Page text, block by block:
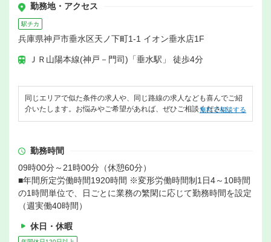
勤務地・アクセス
駅チカ
兵庫県神戸市垂水区天ノ下町1-1 イオン垂水店1F
ＪＲ山陽本線(神戸－門司)「垂水駅」 徒歩4分
同じエリアで似た条件の求人や、同じ路線の求人なども喜んでご紹
介いたします。お悩みやご希望があれば、ぜひご相談ください。
無料で相談する
勤務時間
09時00分～21時00分（休憩60分）
■年間所定労働時間1920時間 ※変形労働時間制1日4～10時間
の1時間単位で、日ごとに業務の繁閑に応じて勤務時間を設定
（週実働40時間）
休日・休暇